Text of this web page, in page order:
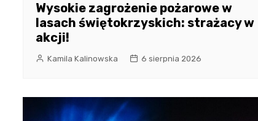
Wysokie zagrożenie pożarowe w
lasach świętokrzyskich: strażacy w
akcji!
Kamila Kalinowska 6 sierpnia 2026